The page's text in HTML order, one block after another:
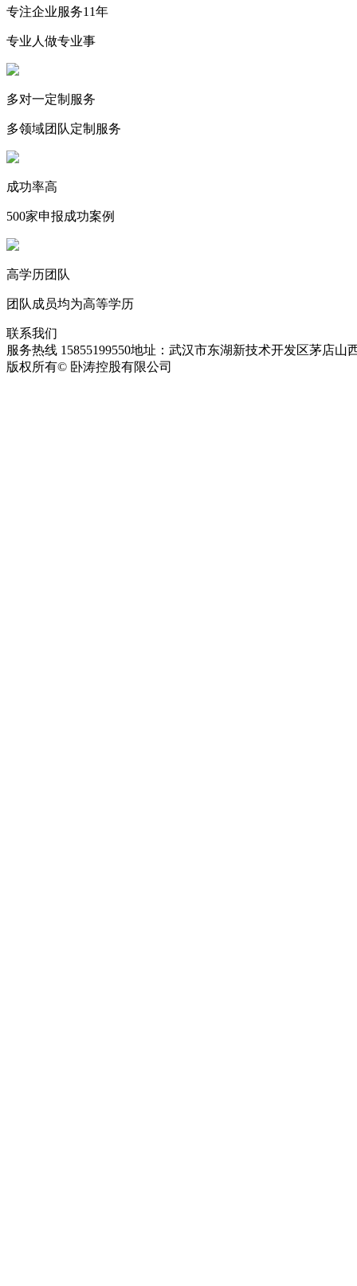
专注企业服务11年
专业人做专业事
多对一定制服务
多领域团队定制服务
成功率高
500家申报成功案例
高学历团队
团队成员均为高等学历
联系我们
服务热线 15855199550地址：武汉市东湖新技术开发区茅店山
版权所有© 卧涛控股有限公司